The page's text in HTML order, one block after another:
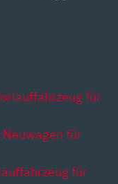
für
für
für